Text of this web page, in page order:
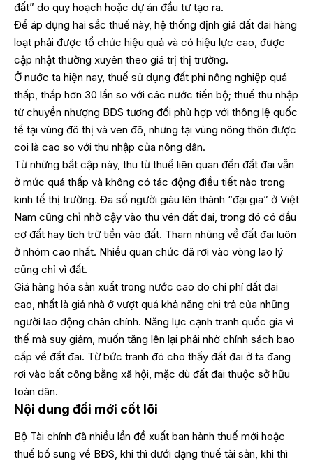
đất” do quy hoạch hoặc dự án đầu tư tạo ra.
Để áp dụng hai sắc thuế này, hệ thống định giá đất đai hàng
loạt phải được tổ chức hiệu quả và có hiệu lực cao, được
cập nhật thường xuyên theo giá trị thị trường.
Ở nước ta hiện nay, thuế sử dụng đất phi nông nghiệp quá
thấp, thấp hơn 30 lần so với các nước tiến bộ; thuế thu nhập
từ chuyển nhượng BĐS tương đối phù hợp với thông lệ quốc
tế tại vùng đô thị và ven đô, nhưng tại vùng nông thôn được
coi là cao so với thu nhập của nông dân.
Từ những bất cập này, thu từ thuế liên quan đến đất đai vẫn
ở mức quá thấp và không có tác động điều tiết nào trong
kinh tế thị trường. Đa số người giàu lên thành “đại gia” ở Việt
Nam cũng chỉ nhờ cậy vào thu vén đất đai, trong đó có đầu
cơ đất hay tích trữ tiền vào đất. Tham nhũng về đất đai luôn
ở nhóm cao nhất. Nhiều quan chức đã rơi vào vòng lao lý
cũng chỉ vì đất.
Giá hàng hóa sản xuất trong nước cao do chi phí đất đai
cao, nhất là giá nhà ở vượt quá khả năng chi trả của những
người lao động chân chính. Năng lực cạnh tranh quốc gia vì
thế mà suy giảm, muốn tăng lên lại phải nhờ chính sách bao
cấp về đất đai. Từ bức tranh đó cho thấy đất đai ở ta đang
rơi vào bất công bằng xã hội, mặc dù đất đai thuộc sở hữu
toàn dân.
Nội dung đổi mới cốt lõi
Bộ Tài chính đã nhiều lần đề xuất ban hành thuế mới hoặc
thuế bổ sung về BĐS, khi thì dưới dạng thuế tài sản, khi thì